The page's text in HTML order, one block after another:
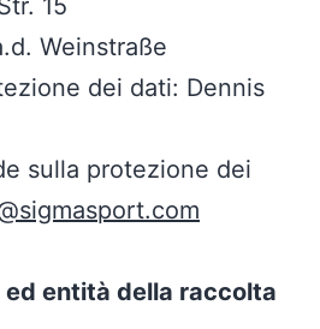
Weinstraße
dei dati: Dennis
sulla protezione dei
entità della raccolta